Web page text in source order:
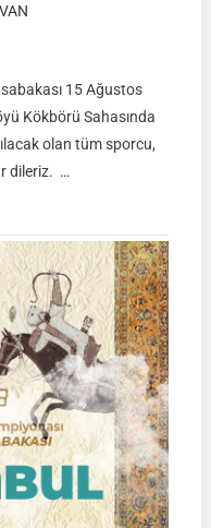
15 Ağustos
Kökbörü Sahasında
olan tüm sporcu,
dileriz. …